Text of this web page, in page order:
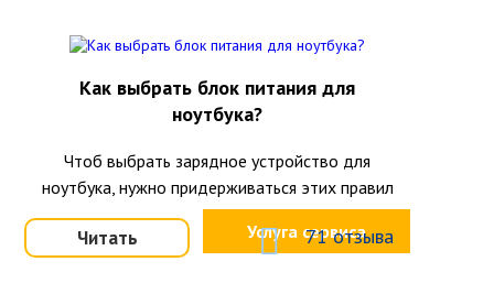
Услуга сервиса
Как выбрать блок питания для
ноутбука?
Чтоб выбрать зарядное устройство для
ноутбука, нужно придерживаться этих правил
Читать 71 отзыва